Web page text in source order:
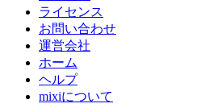
ライセンス
お問い合わせ
運営会社
ホーム
ヘルプ
mixiについて